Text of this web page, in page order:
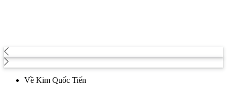
Về Kim Quốc Tiến